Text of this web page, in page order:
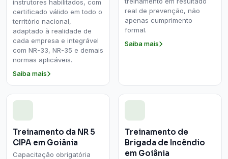
instrutores habilitados, com
certificado válido em todo o
território nacional,
adaptado à realidade de
cada empresa e integrável
com NR-33, NR-35 e demais
normas aplicáveis.
Saiba mais
real de prevenção, não
apenas cumprimento
formal.
Saiba mais
Treinamento da NR 5
CIPA em Goiânia
Capacitação obrigatória
Treinamento de
Brigada de Incêndio
em Goiânia